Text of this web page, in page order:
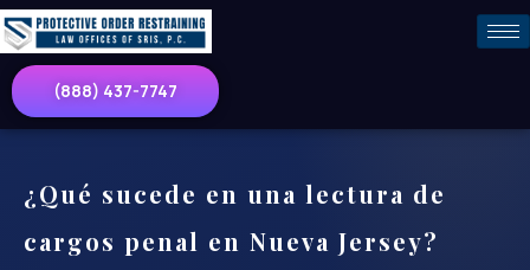
(888) 437-7747
¿Qué sucede en una lectura de
cargos penal en Nueva Jersey?